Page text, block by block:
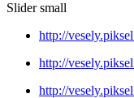
Slider small
http://
http://
http://